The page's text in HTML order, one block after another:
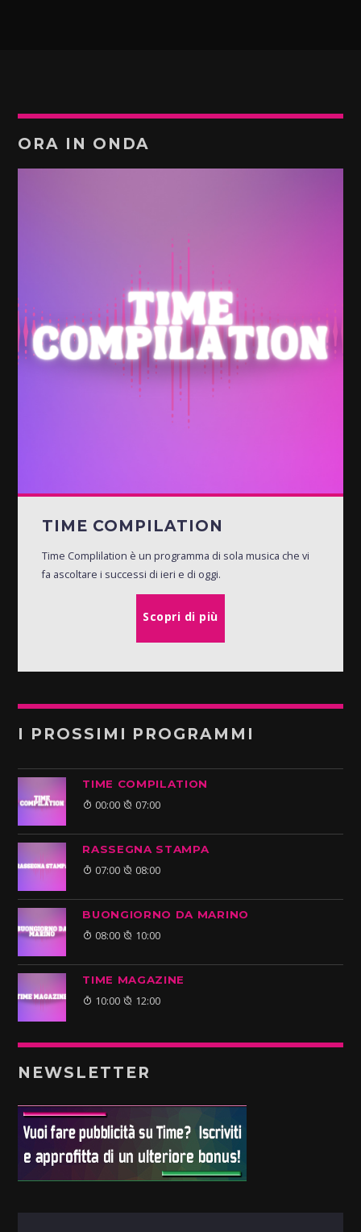
ORA IN ONDA
TIME COMPILATION
Time Complilation è un programma di sola musica che vi
fa ascoltare i successi di ieri e di oggi.
Scopri di più
I PROSSIMI PROGRAMMI
TIME COMPILATION
00:00 07:00
RASSEGNA STAMPA
07:00 08:00
BUONGIORNO DA MARINO
08:00 10:00
TIME MAGAZINE
10:00 12:00
NEWSLETTER